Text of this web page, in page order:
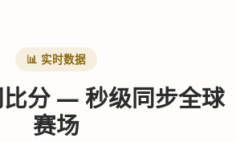
📊 实时数据
分 — 秒级同步全球
赛场